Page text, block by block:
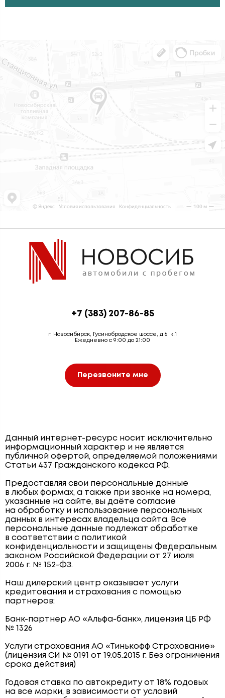
+7 (383) 207-86-85
г. Новосибирск, Гусинобродское шоссе, д.6, к.1
Ежедневно с 9:00 до 21:00
Перезвоните мне
Данный интернет-ресурс носит исключительно
информационный характер и не является
публичной офертой, определяемой положениями
Статьи 437 Гражданского кодекса РФ.
Предоставляя свои персональные данные
в любых формах, а также при звонке на номера,
указанные на сайте, вы даёте согласие
на обработку и использование персональных
данных в интересах владельца сайта. Все
персональные данные подлежат обработке
в соответствии с политикой
конфиденциальности и защищены Федеральным
законом Российской Федерации от 27 июля
2006 г. № 152-ФЗ.
Наш дилерский центр оказывает услуги
кредитования и страхования с помощью
партнеров:
Банк-партнер АО «Альфа-банк», лицензия ЦБ РФ
№ 1326
Услуги страхования АО «Тинькофф Страхование»
(лицензия СИ № 0191 от 19.05.2015 г. Без ограничения
срока действия)
Годовая ставка по автокредиту от 18% годовых
на все марки, в зависимости от условий